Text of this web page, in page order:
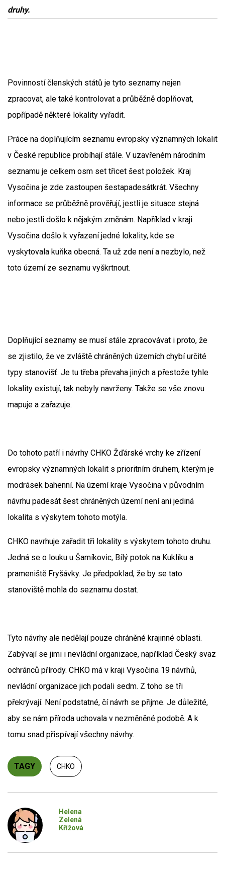
druhy.
Povinností členských států je tyto seznamy nejen
zpracovat, ale také kontrolovat a průběžně doplňovat,
popřípadě některé lokality vyřadit.
Práce na doplňujícím seznamu evropsky významných lokalit
v České republice probíhají stále. V uzavřeném národním
seznamu je celkem osm set třicet šest položek. Kraj
Vysočina je zde zastoupen šestapadesátkrát. Všechny
informace se průběžně prověřují, jestli je situace stejná
nebo jestli došlo k nějakým změnám. Například v kraji
Vysočina došlo k vyřazení jedné lokality, kde se
vyskytovala kuňka obecná. Ta už zde není a nezbylo, než
toto území ze seznamu vyškrtnout.
Doplňující seznamy se musí stále zpracovávat i proto, že
se zjistilo, že ve zvláště chráněných územích chybí určité
typy stanovišť. Je tu třeba převaha jiných a přestože tyhle
lokality existují, tak nebyly navrženy. Takže se vše znovu
mapuje a zařazuje.
Do tohoto patří i návrhy CHKO Žďárské vrchy ke zřízení
evropsky významných lokalit s prioritním druhem, kterým je
modrásek bahenní. Na území kraje Vysočina v původním
návrhu padesát šest chráněných území není ani jediná
lokalita s výskytem tohoto motýla.
CHKO navrhuje zařadit tři lokality s výskytem tohoto druhu.
Jedná se o louku u Šamíkovic, Bílý potok na Kuklíku a
prameniště Fryšávky. Je předpoklad, že by se tato
stanoviště mohla do seznamu dostat.
Tyto návrhy ale nedělají pouze chráněné krajinné oblasti.
Zabývají se jimi i nevládní organizace, například Český svaz
ochránců přírody. CHKO má v kraji Vysočina 19 návrhů,
nevládní organizace jich podali sedm. Z toho se tři
překrývají. Není podstatné, čí návrh se přijme. Je důležité,
aby se nám příroda uchovala v nezměněné podobě. A k
tomu snad přispívají všechny návrhy.
TAGY CHKO
Helena
Zelená
Křížová